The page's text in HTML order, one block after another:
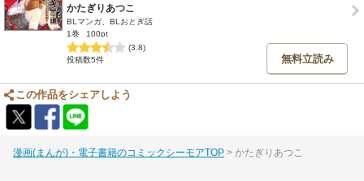
かたぎりあつこ
BLマンガ、BLおとぎ話
1巻
100pt
(3.8)
投稿数5件
無料立読み
この作品をシェアしよう
漫画(まんが)・電子書籍のコミックシーモアTOP かたぎりあつこ